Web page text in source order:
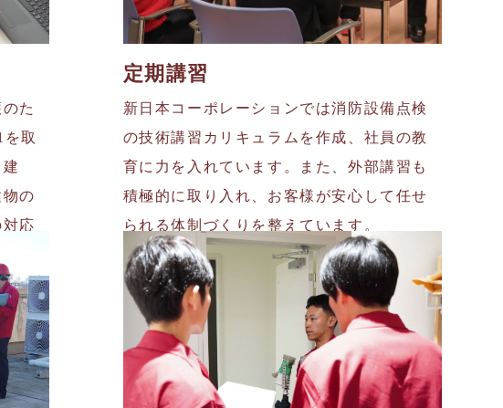
た
取
の
応
定期講習
新日本コーポレーションでは消防設備点検
の技術講習カリキュラムを作成、社員の教
育に力を入れています。また、外部講習も
積極的に取り入れ、お客様が安心して任せ
られる体制づくりを整えています。